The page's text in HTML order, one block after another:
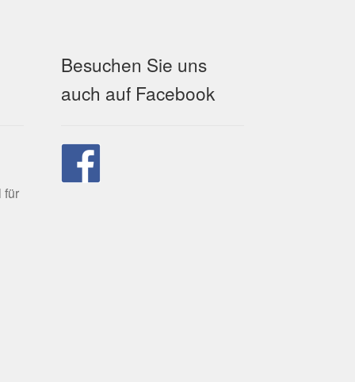
für
Besuchen Sie uns
auch auf Facebook